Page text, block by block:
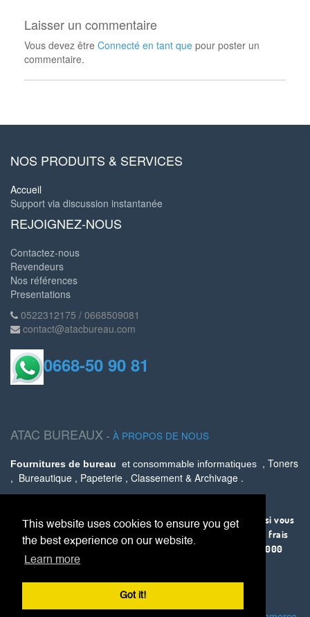
This website uses cookies to ensure you get
the best experience on our website.
Learn more
Got it!
Laisser un commentaire
Vous devez être Connecté en tant que pour poster un
commentaire.
NOS PRODUITS & SERVICES
Accueil
Support via discussion instantanée
REJOIGNEZ-NOUS
Contactez-nous
Revendeurs
Nos références
Presentations
0522312175 / 0668509081
contact@atacbureau.com
0668-50 90 81
ATAC BUREAUX - À PROPOS DE NOUS
Fournitures de bureau et consommable informatiques , Toners
, Bureautique , Papeterie , Classement & Archivage .
Livraison partout au Maroc via AMANA .
La livraison est offerte sur Casablanca à partir de 500 Dhs, si vous
êtes sur une autre ville, ce service vous coûtera 30 Dhs tout frais
compris ou 0 DH si vous avez un panier supérieur ou égal à 1000
Dhs.